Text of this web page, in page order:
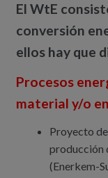
El WtE
conversión
ellos hay que
Procesos
material y/o
Proyecto
producción
(Enerkem-